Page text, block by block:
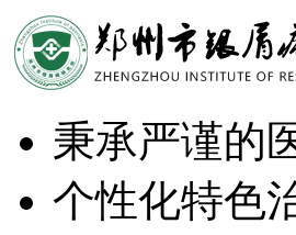
秉承严谨的
个性化特色